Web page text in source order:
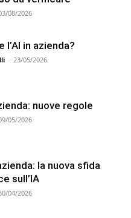
08/2026
in azienda?
- 23/05/2026
nuove regole
05/2026
la nuova sfida
sull’IA
04/2026